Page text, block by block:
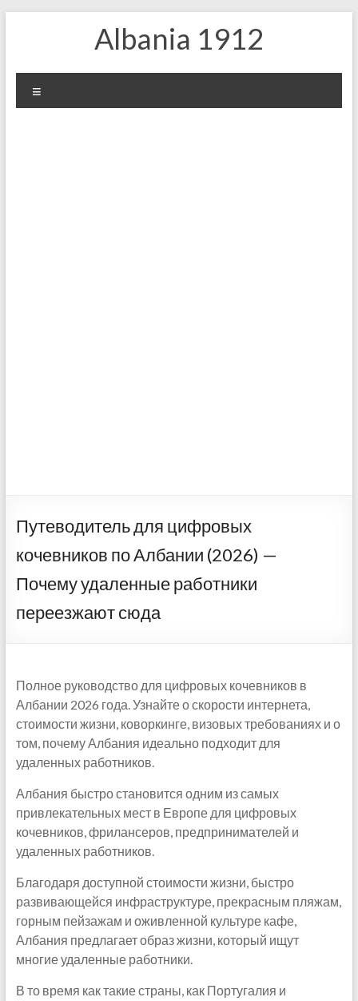
Albania 1912
Путеводитель для цифровых
кочевников по Албании (2026) —
Почему удаленные работники
переезжают сюда
Полное руководство для цифровых кочевников в
Албании 2026 года. Узнайте о скорости интернета,
стоимости жизни, коворкинге, визовых требованиях и о
том, почему Албания идеально подходит для
удаленных работников.
Албания быстро становится одним из самых
привлекательных мест в Европе для цифровых
кочевников, фрилансеров, предпринимателей и
удаленных работников.
Благодаря доступной стоимости жизни, быстро
развивающейся инфраструктуре, прекрасным пляжам,
горным пейзажам и оживленной культуре кафе,
Албания предлагает образ жизни, который ищут
многие удаленные работники.
В то время как такие страны, как Португалия и